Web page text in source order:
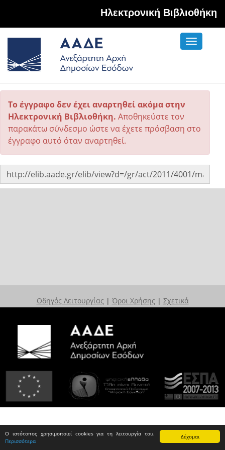
Δέχομαι
Ο ιστότοπος χρησιμοποιεί cookies για τη λειτουργία του.
Περισσότερα
Hλεκτρονική Βιβλιοθήκη
Toggle
Το έγγραφο δεν έχει αναρτηθεί ακόμα στην
Ηλεκτρονική Βιβλιοθήκη. Αποθηκεύστε τον
παρακάτω σύνδεσμο ώστε να έχετε πρόσβαση στο
έγγραφο αυτό όταν αναρτηθεί.
Οδηγός Λειτουργίας | Όροι Χρήσης | Σχετικά